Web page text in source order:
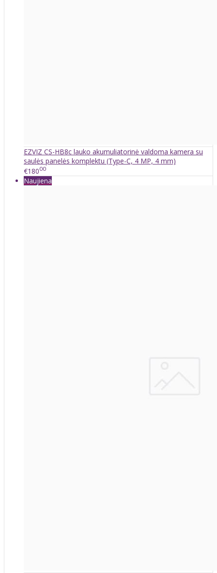
EZVIZ CS-HB8c lauko akumuliatorinė valdoma kamera su
saulės panelės komplektu (Type-C, 4 MP, 4 mm)
€18000
Naujiena